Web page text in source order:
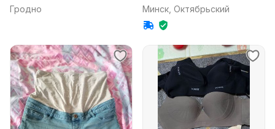
Гродно
Минск, Октябрьский